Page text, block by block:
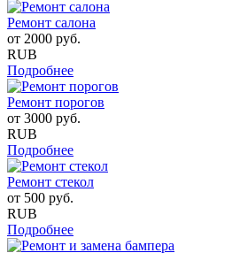
Ремонт салона
от 2000 руб.
RUB
Подробнее
Ремонт порогов
от 3000 руб.
RUB
Подробнее
Ремонт стекол
от 500 руб.
RUB
Подробнее